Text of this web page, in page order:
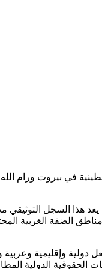
في بيروت ورام
هذا السجل
الضفة الغربية
دولية وإقليمية
الدولية